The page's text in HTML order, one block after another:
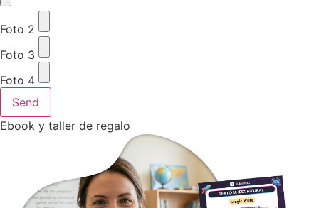
Foto 2
Foto 3
Foto 4
Send
Ebook y taller de regalo